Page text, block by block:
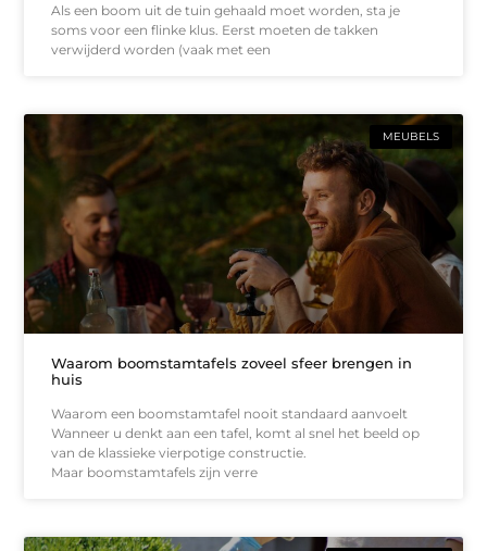
Als een boom uit de tuin gehaald moet worden, sta je
soms voor een flinke klus. Eerst moeten de takken
verwijderd worden (vaak met een
MEUBELS
Waarom boomstamtafels zoveel sfeer brengen in
huis
Waarom een boomstamtafel nooit standaard aanvoelt
Wanneer u denkt aan een tafel, komt al snel het beeld op
van de klassieke vierpotige constructie.
Maar boomstamtafels zijn verre